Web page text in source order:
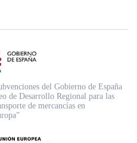
del Gobierno de España
de Desarrollo Regional para las
de mercancías en